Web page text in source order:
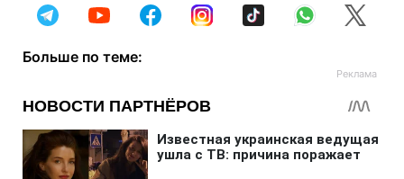
Больше по теме: